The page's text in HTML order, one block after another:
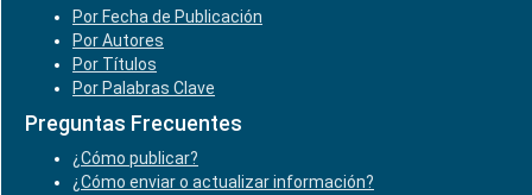
Por Fecha de Publicación
Por Autores
Por Títulos
Por Palabras Clave
Preguntas Frecuentes
¿Cómo publicar?
¿Cómo enviar o actualizar información?